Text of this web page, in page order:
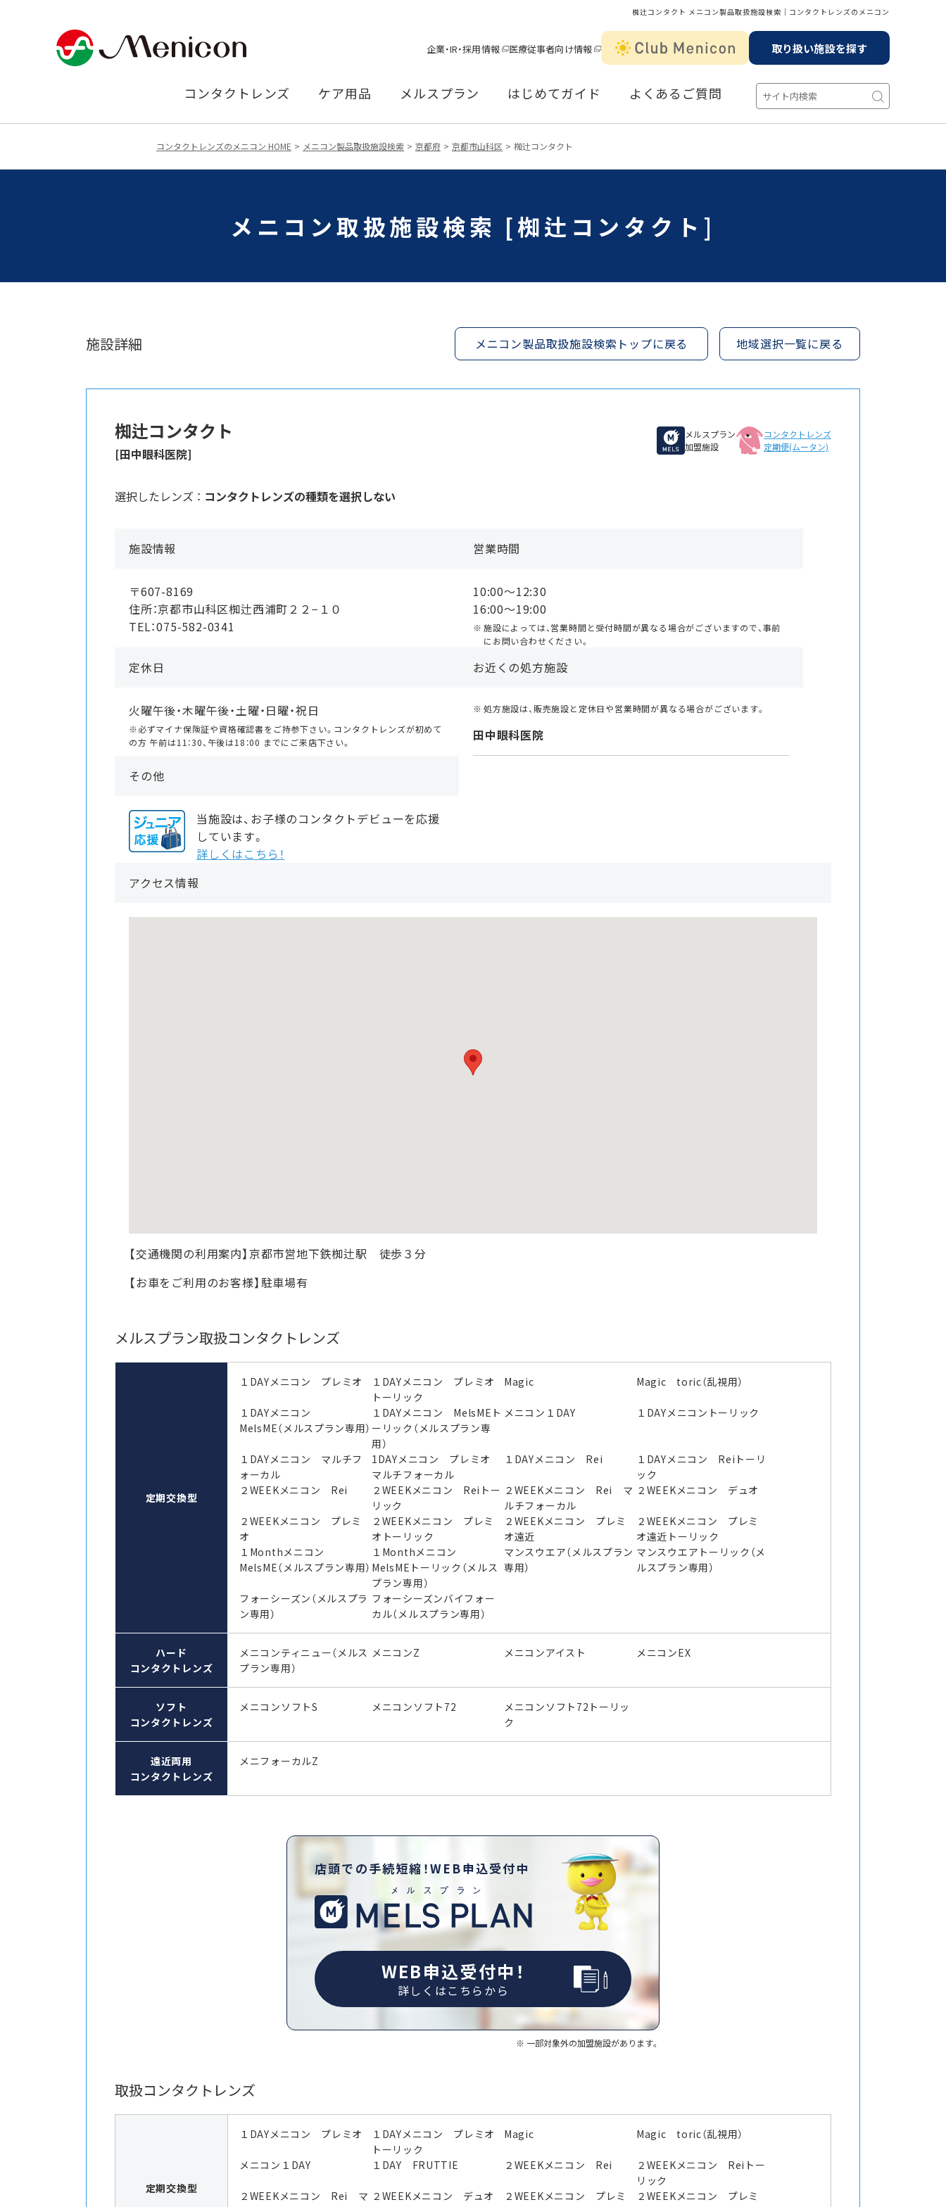
椥辻コンタクト メニコン製品取扱施設検索│コンタクトレンズのメニコン
企業・IR・採用情報 医療従事者向け情報 取り扱い施設を探す
コンタクトレンズ ケア用品 メルスプラン はじめてガイド よくあるご質問
コンタクトレンズのメニコン HOME メニコン製品取扱施設検索 京都府 京都市山科区 椥辻コンタクト
メニコン取扱施設検索 [椥辻コンタクト]
施設詳細 メニコン製品取扱施設検索トップに戻る 地域選択一覧に戻る
椥辻コンタクト
[田中眼科医院]
メルスプラン
加盟施設
コンタクトレンズ
定期便(ムータン)
選択したレンズ ： コンタクトレンズの種類を選択しない
施設情報
〒607-8169
住所：京都市山科区椥辻西浦町２２−１０
TEL：075-582-0341
営業時間
10:00〜12:30
16:00〜19:00
施設によっては、営業時間と受付時間が異なる場合がございますので、事前
にお問い合わせください。
定休日
火曜午後・木曜午後・土曜・日曜・祝日
※必ずマイナ保険証や資格確認書をご持参下さい。コンタクトレンズが初めて
の方 午前は11：30、午後は18：00 までにご来店下さい。
お近くの処方施設
処方施設は、販売施設と定休日や営業時間が異なる場合がございます。
田中眼科医院
その他
当施設は、お子様のコンタクトデビューを応援
しています。
詳しくはこちら！
アクセス情報
【交通機関の利用案内】京都市営地下鉄椥辻駅 徒歩３分
【お車をご利用のお客様】駐車場有
メルスプラン取扱コンタクトレンズ
定期交換型
１DAYメニコン プレミオ
１DAYメニコン プレミオ
トーリック
Magic Magic toric（乱視用）
１DAYメニコン
MelsME（メルスプラン専用）
１DAYメニコン MelsMEト
ーリック（メルスプラン専
用）
メニコン１DAY １DAYメニコントーリック
１DAYメニコン マルチフ
ォーカル
1DAYメニコン プレミオ
マルチフォーカル
１DAYメニコン Rei
１DAYメニコン Reiトーリ
ック
２WEEKメニコン Rei
２WEEKメニコン Reiトー
リック
２WEEKメニコン Rei マ
ルチフォーカル
２WEEKメニコン デュオ
２WEEKメニコン プレミ
オ
２WEEKメニコン プレミ
オトーリック
２WEEKメニコン プレミ
オ遠近
２WEEKメニコン プレミ
オ遠近トーリック
１Monthメニコン
MelsME（メルスプラン専用）
１Monthメニコン
MelsMEトーリック（メルス
プラン専用）
マンスウエア（メルスプラン
専用）
マンスウエアトーリック（メ
ルスプラン専用）
フォーシーズン（メルスプラ
ン専用）
フォーシーズンバイフォー
カル（メルスプラン専用）
ハード
コンタクトレンズ
メニコンティニュー（メルス
プラン専用）
メニコンZ メニコンアイスト メニコンEX
ソフト
コンタクトレンズ
メニコンソフトS メニコンソフト72
メニコンソフト72トーリッ
ク
遠近両用
コンタクトレンズ
メニフォーカルZ
店頭での手続短縮！WEB申込受付中
WEB申込受付中！
詳しくはこちらから
一部対象外の加盟施設があります。
取扱コンタクトレンズ
定期交換型
１DAYメニコン プレミオ
１DAYメニコン プレミオ
トーリック
Magic Magic toric（乱視用）
メニコン１DAY １DAY FRUTTIE ２WEEKメニコン Rei
２WEEKメニコン Reiトー
リック
２WEEKメニコン Rei マ ２WEEKメニコン デュオ
２WEEKメニコン プレミ
２WEEKメニコン プレミ